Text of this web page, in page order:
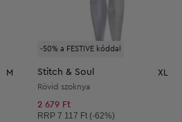
M
-50% a FESTIVE kóddal
Stitch & Soul XL
Rövid szoknya
2 679 Ft
Ajánlott ár:
RRP 7 117 Ft (-62%)